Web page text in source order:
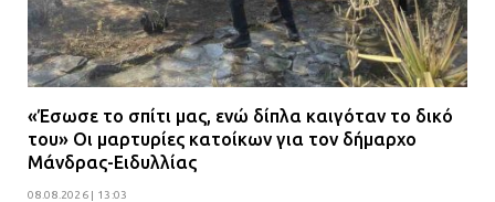
«Έσωσε το σπίτι μας, ενώ δίπλα καιγόταν το δικό
του» Οι μαρτυρίες κατοίκων για τον δήμαρχο
Μάνδρας-Ειδυλλίας
08.08.2026 | 13:03